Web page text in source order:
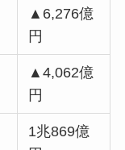
▲6,276億
円
▲4,062億
円
1兆869億